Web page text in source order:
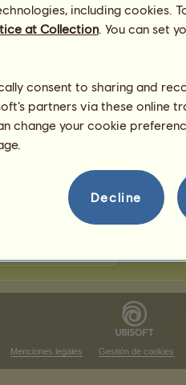
carreras de trote
nada que mostrar en esta clasificación.
Menciones legales Gestión de cookies
including cookies.
at Collection. You can set
consent to sharing and
partners via these online
change your cookie
Decline